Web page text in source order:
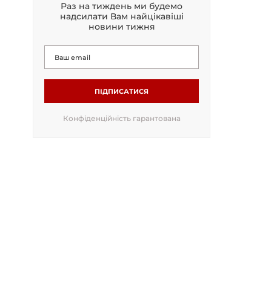
Раз на тиждень ми будемо
надсилати Вам найцікавіші
новини тижня
ПІДПИСАТИСЯ
Конфіденційність гарантована